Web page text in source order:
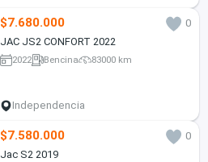
$7.680.000
0
JAC JS2 CONFORT 2022
2022 Bencina 83000 km
Independencia
$7.580.000
0
Jac S2 2019